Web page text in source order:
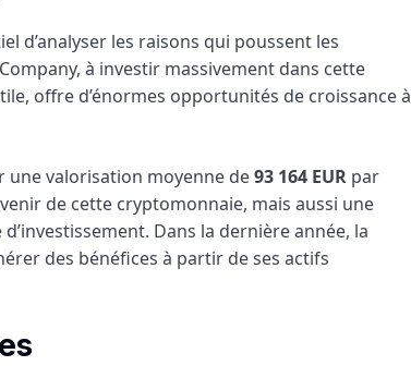
d’analyser les raisons qui poussent les
à investir massivement dans cette
offre d’énormes opportunités de croissance à
une valorisation moyenne de93 164 EUR par
de cette cryptomonnaie, mais aussi une
Dans la dernière année, la
des bénéfices à partir de ses actifs